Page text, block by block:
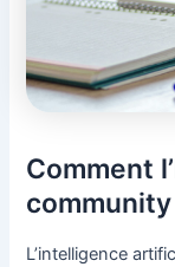
Comment
L’intelligence